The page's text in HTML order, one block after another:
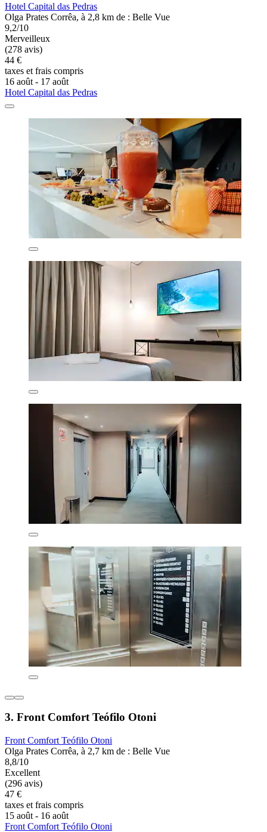
Hotel Capital das Pedras
Olga Prates Corrêa, à 2,8 km de : Belle Vue
9,2/10
Merveilleux
(278 avis)
44 €
taxes et frais compris
16 août - 17 août
Hotel Capital das Pedras
3. Front Comfort Teófilo Otoni
Front Comfort Teófilo Otoni
Olga Prates Corrêa, à 2,7 km de : Belle Vue
8,8/10
Excellent
(296 avis)
47 €
taxes et frais compris
15 août - 16 août
Front Comfort Teófilo Otoni